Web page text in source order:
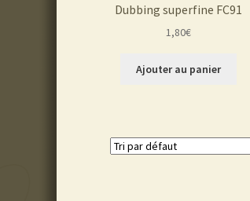
Dubbing superfine FC91
1,80€
Ajouter au panier